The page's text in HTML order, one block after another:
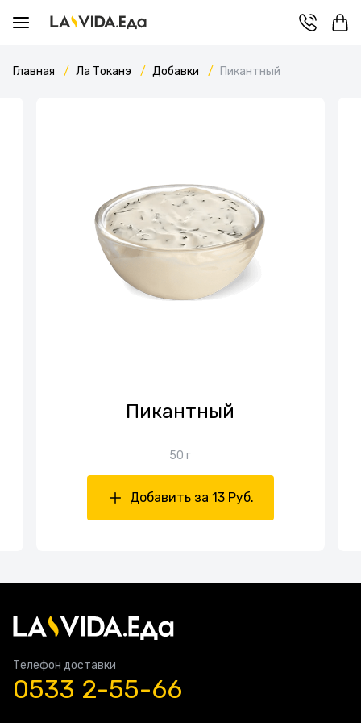
Главная Ла Токанэ Добавки Пикантный
Пикантный
50 г
Добавить за 13 Руб.
Телефон доставки
0533 2-55-66